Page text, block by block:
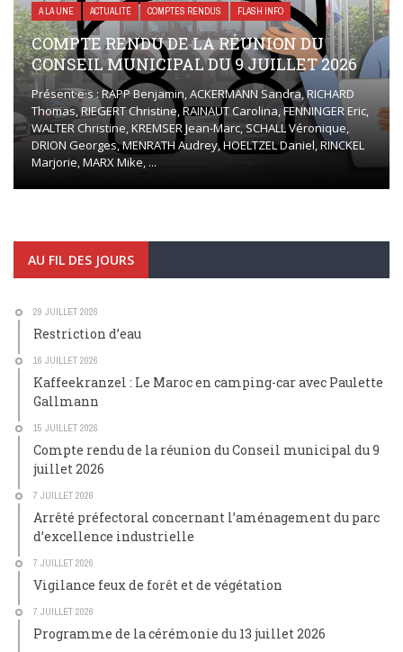
A LA UNE ACTUALITÉ COMPTES RENDUS FLASH INFO
COMPTE RENDU DE LA RÉUNION DU
CONSEIL MUNICIPAL DU 9 JUILLET 2026
Présent·e·s : RAPP Benjamin, ACKERMANN Sandra, RICHARD
Thomas, RIEGERT Christine, RAINAUT Carolina, FENNINGER Eric,
WALTER Christine, KREMSER Jean-Marc, SCHALL Véronique,
DRION Georges, MENRATH Audrey, HOELTZEL Daniel, RINCKEL
Marjorie, MARX Mike, ...
AU FIL DES JOURS
29 JUILLET 2026
Restriction d’eau
16 JUILLET 2026
Kaffeekranzel : Le Maroc en camping-car avec Paulette
Gallmann
15 JUILLET 2026
Compte rendu de la réunion du Conseil municipal du 9
juillet 2026
7 JUILLET 2026
Arrêté préfectoral concernant l’aménagement du parc
d’excellence industrielle
7 JUILLET 2026
Vigilance feux de forêt et de végétation
7 JUILLET 2026
Programme de la cérémonie du 13 juillet 2026